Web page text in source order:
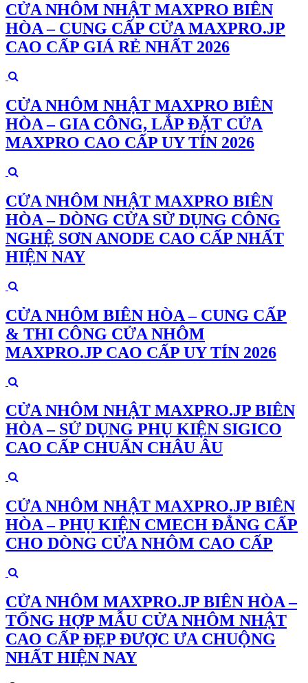
CỬA NHÔM NHẬT MAXPRO BIÊN
HÒA – CUNG CẤP CỬA MAXPRO.JP
CAO CẤP GIÁ RẺ NHẤT 2026
CỬA NHÔM NHẬT MAXPRO BIÊN
HÒA – GIA CÔNG, LẮP ĐẶT CỬA
MAXPRO CAO CẤP UY TÍN 2026
CỬA NHÔM NHẬT MAXPRO BIÊN
HÒA – DÒNG CỬA SỬ DỤNG CÔNG
NGHỆ SƠN ANODE CAO CẤP NHẤT
HIỆN NAY
CỬA NHÔM BIÊN HÒA – CUNG CẤP
& THI CÔNG CỬA NHÔM
MAXPRO.JP CAO CẤP UY TÍN 2026
CỬA NHÔM NHẬT MAXPRO.JP BIÊN
HÒA – SỬ DỤNG PHỤ KIỆN SIGICO
CAO CẤP CHUẨN CHÂU ÂU
CỬA NHÔM NHẬT MAXPRO.JP BIÊN
HÒA – PHỤ KIỆN CMECH ĐẲNG CẤP
CHO DÒNG CỬA NHÔM CAO CẤP
CỬA NHÔM MAXPRO.JP BIÊN HÒA –
TỔNG HỢP MẪU CỬA NHÔM NHẬT
CAO CẤP ĐẸP ĐƯỢC ƯA CHUỘNG
NHẤT HIỆN NAY